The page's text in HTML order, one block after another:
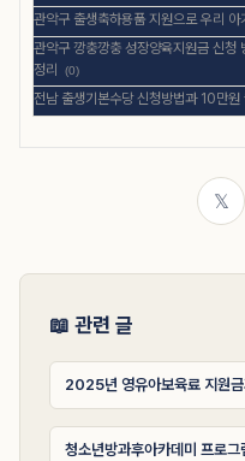
관악구 출생축하용품 지원으로 우리
관악구 깡충깡충 성장양육지원금 신
정리
(0)
전남 출생기본수당 신청방법과 10만원
𝕏
📖 관련 글
2025년 영유아보육료 지원금
청소년방과후아카데미 프로